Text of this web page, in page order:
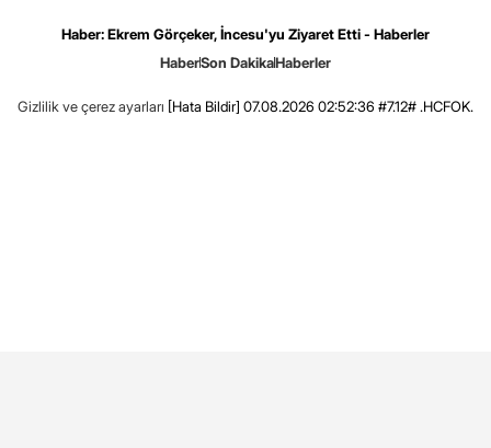
Haber: Ekrem Görçeker, İncesu'yu Ziyaret Etti - Haberler
HaberSon DakikaHaberler
Gizlilik ve çerez ayarları [Hata Bildir] 07.08.2026 02:52:36 #7.12# .HCFOK.